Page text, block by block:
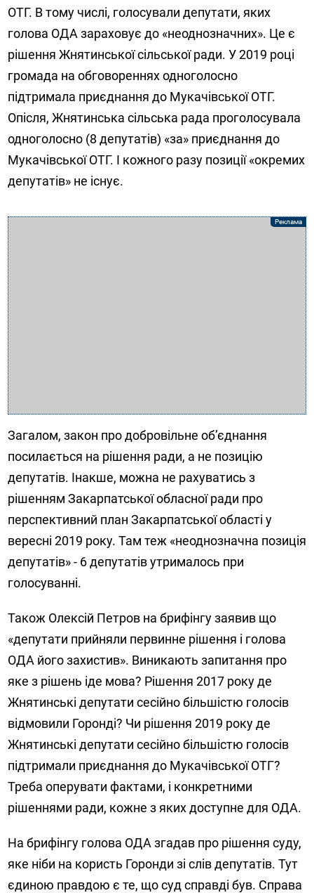
ОТГ. В тому числі, голосували депутати, яких
голова ОДА зараховує до «неоднозначних». Це є
рішення Жнятинської сільської ради. У 2019 році
громада на обговореннях одноголосно
підтримала приєднання до Мукачівської ОТГ.
Опісля, Жнятинська сільська рада проголосувала
одноголосно (8 депутатів) «за» приєднання до
Мукачівської ОТГ. І кожного разу позиції «окремих
депутатів» не існує.
Загалом, закон про добровільне об’єднання
посилається на рішення ради, а не позицію
депутатів. Інакше, можна не рахуватись з
рішенням Закарпатської обласної ради про
перспективний план Закарпатської області у
вересні 2019 року. Там теж «неоднозначна позиція
депутатів» - 6 депутатів утрималось при
голосуванні.
Також Олексій Петров на брифінгу заявив що
«депутати прийняли первинне рішення і голова
ОДА його захистив». Виникають запитання про
яке з рішень іде мова? Рішення 2017 року де
Жнятинські депутати сесійно більшістю голосів
відмовили Горонді? Чи рішення 2019 року де
Жнятинські депутати сесійно більшістю голосів
підтримали приєднання до Мукачівської ОТГ?
Треба оперувати фактами, і конкретними
рішеннями ради, кожне з яких доступне для ОДА.
На брифінгу голова ОДА згадав про рішення суду,
яке ніби на користь Горонди зі слів депутатів. Тут
єдиною правдою є те, що суд справді був. Справа